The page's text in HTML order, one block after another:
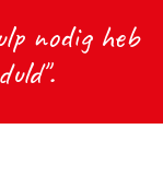
nodig heb